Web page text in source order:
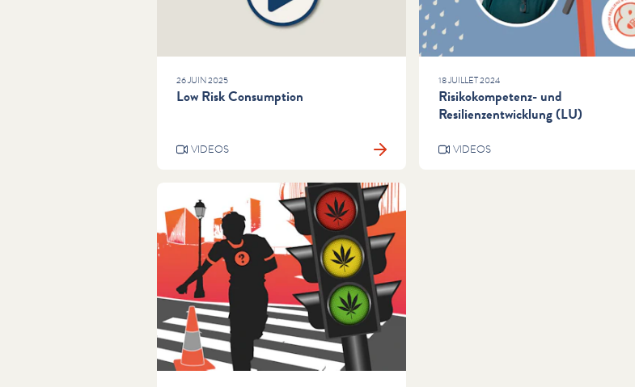
26 JUIN 2025
Low Risk Consumption
VIDEOS
18 JUILLET 2024
Risikokompetenz- und
Resilienzentwicklung (LU)
VIDEOS